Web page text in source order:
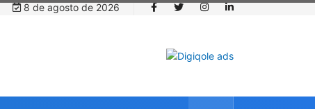
8 de agosto de 2026